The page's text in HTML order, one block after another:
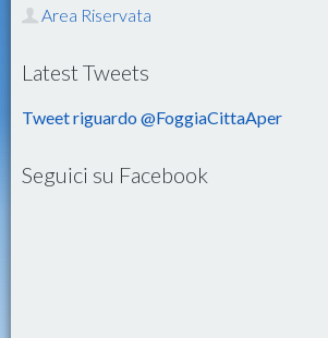
Area Riservata
Latest Tweets
Tweet riguardo @FoggiaCittaAper
Seguici su Facebook